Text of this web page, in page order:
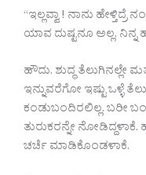
“ಇಲ್ಲವ್ವಾ ! ನಾನು ಹೇಳ್ತಿದ್ರೆ
ಯಾವ ದುಷ್ಟನೂ ಅಲ್ಲ. ನಿನ್ನ
ಹೌದು. ಶುದ್ಧ ತೆಲುಗಿನಲ್ಲೇ
ಇನ್ನುವರೆಗೋ ಇಷ್ಟು ಒಳ್ಳೆ
ಕಂಡುಬಂದಿರಲಿಲ್ಲ. ಬರೀ
ತುರುಕರನ್ನೇ
ಚರ್ಚೆ ಮಾಡಿಕೊಂಡಳಾಕೆ.